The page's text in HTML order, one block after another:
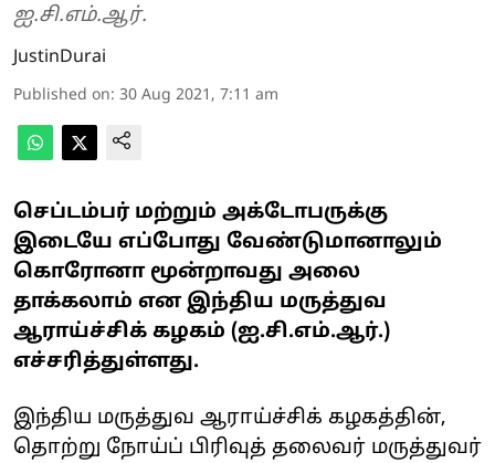
ஐ.சி.எம்.ஆர்.
JustinDurai
Published on: 30 Aug 2021, 7:11 am
செப்டம்பர் மற்றும் அக்டோபருக்கு
இடையே எப்போது வேண்டுமானாலும்
கொரோனா மூன்றாவது அலை
தாக்கலாம் என இந்திய மருத்துவ
ஆராய்ச்சிக் கழகம் (ஐ.சி.எம்.ஆர்.)
எச்சரித்துள்ளது.
இந்திய மருத்துவ ஆராய்ச்சிக் கழகத்தின்,
தொற்று நோய்ப் பிரிவுத் தலைவர் மருத்துவர்